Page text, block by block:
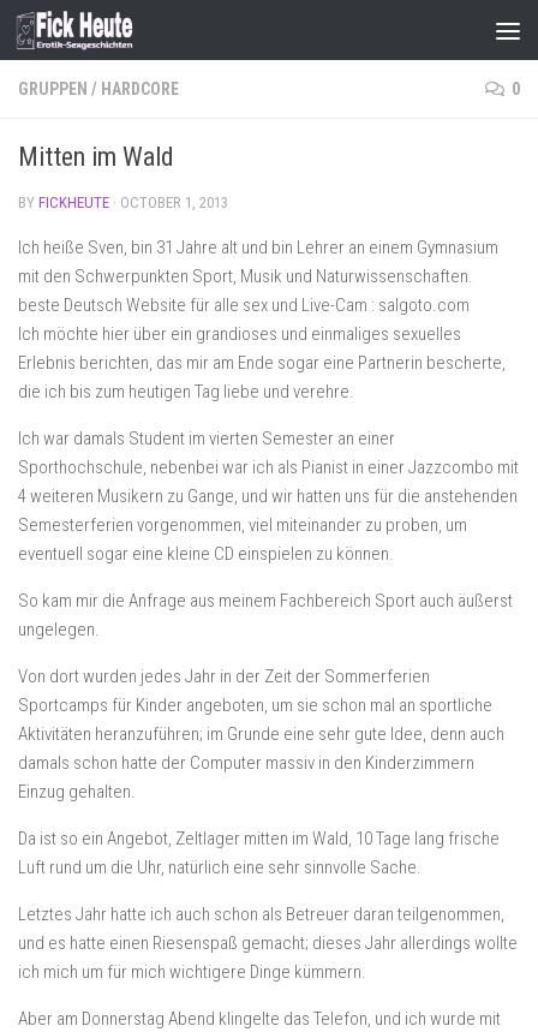
Skip to content
GRUPPEN / HARDCORE 0
Mitten im Wald
BY FICKHEUTE · OCTOBER 1, 2013
Ich heiße Sven, bin 31 Jahre alt und bin Lehrer an einem Gymnasium
mit den Schwerpunkten Sport, Musik und Naturwissenschaften.
beste Deutsch Website für alle sex und Live-Cam : salgoto.com
Ich möchte hier über ein grandioses und einmaliges sexuelles
Erlebnis berichten, das mir am Ende sogar eine Partnerin bescherte,
die ich bis zum heutigen Tag liebe und verehre.
Ich war damals Student im vierten Semester an einer
Sporthochschule, nebenbei war ich als Pianist in einer Jazzcombo mit
4 weiteren Musikern zu Gange, und wir hatten uns für die anstehenden
Semesterferien vorgenommen, viel miteinander zu proben, um
eventuell sogar eine kleine CD einspielen zu können.
So kam mir die Anfrage aus meinem Fachbereich Sport auch äußerst
ungelegen.
Von dort wurden jedes Jahr in der Zeit der Sommerferien
Sportcamps für Kinder angeboten, um sie schon mal an sportliche
Aktivitäten heranzuführen; im Grunde eine sehr gute Idee, denn auch
damals schon hatte der Computer massiv in den Kinderzimmern
Einzug gehalten.
Da ist so ein Angebot, Zeltlager mitten im Wald, 10 Tage lang frische
Luft rund um die Uhr, natürlich eine sehr sinnvolle Sache.
Letztes Jahr hatte ich auch schon als Betreuer daran teilgenommen,
und es hatte einen Riesenspaß gemacht; dieses Jahr allerdings wollte
ich mich um für mich wichtigere Dinge kümmern.
Aber am Donnerstag Abend klingelte das Telefon, und ich wurde mit